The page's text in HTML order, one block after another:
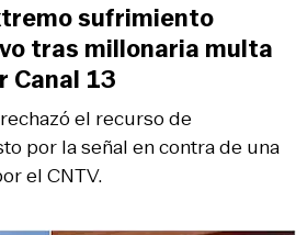
el recurso de
por la señal en contra de una
el CNTV.
sufrimiento
tras millonaria multa
Canal 13